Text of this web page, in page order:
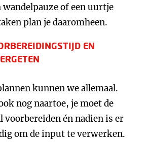
of een uurtje
plan je daaromheen.
EN
kunnen we allemaal.
nog naartoe, je moet de
voorbereiden én nadien is er
om de input te verwerken.